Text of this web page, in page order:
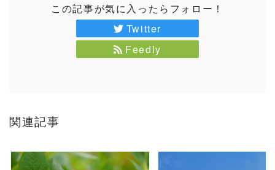
この記事が気に入ったらフォロー！
Twitter
Feedly
関連記事